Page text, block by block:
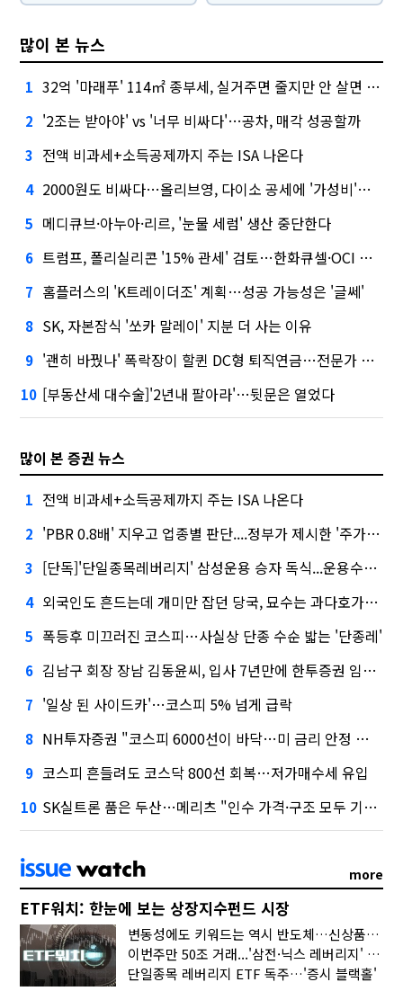
많이 본 뉴스
1 32억 '마래푸' 114㎡ 종부세, 실거주면 줄지만 안 살면 2.5배
2 '2조는 받아야' vs '너무 비싸다'…공차, 매각 성공할까
3 전액 비과세+소득공제까지 주는 ISA 나온다
4 2000원도 비싸다…올리브영, 다이소 공세에 '가성비'로 맞불
5 메디큐브·아누아·리르, '눈물 세럼' 생산 중단한다
6 트럼프, 폴리실리콘 '15% 관세' 검토…한화큐셀·OCI 영향은?
7 홈플러스의 'K트레이더조' 계획…성공 가능성은 '글쎄'
8 SK, 자본잠식 '쏘카 말레이' 지분 더 사는 이유
9 '괜히 바꿨나' 폭락장이 할퀸 DC형 퇴직연금…전문가 조언은
10 [부동산세 대수술]'2년내 팔아라'…뒷문은 열었다
많이 본 증권 뉴스
1 전액 비과세+소득공제까지 주는 ISA 나온다
2 'PBR 0.8배' 지우고 업종별 판단....정부가 제시한 '주가 누르기' 방지법
3 [단독]'단일종목레버리지' 삼성운용 승자 독식...운용수익 미래에셋의 6배
4 외국인도 흔드는데 개미만 잡던 당국, 묘수는 과다호가부담금?
5 폭등후 미끄러진 코스피…사실상 단종 수순 밟는 '단종레'
6 김남구 회장 장남 김동윤씨, 입사 7년만에 한투증권 임원 승진
7 '일상 된 사이드카'…코스피 5% 넘게 급락
8 NH투자증권 "코스피 6000선이 바닥…미 금리 안정 후 추가 회복"
9 코스피 흔들려도 코스닥 800선 회복…저가매수세 유입
10 SK실트론 품은 두산…메리츠 "인수 가격·구조 모두 기대 이상"
more
ETF워치: 한눈에 보는 상장지수펀드 시장
변동성에도 키워드는 역시 반도체…신상품은 우주·방산
이번주만 50조 거래...'삼전·닉스 레버리지' 수익률은 -30%
단일종목 레버리지 ETF 독주…'증시 블랙홀'